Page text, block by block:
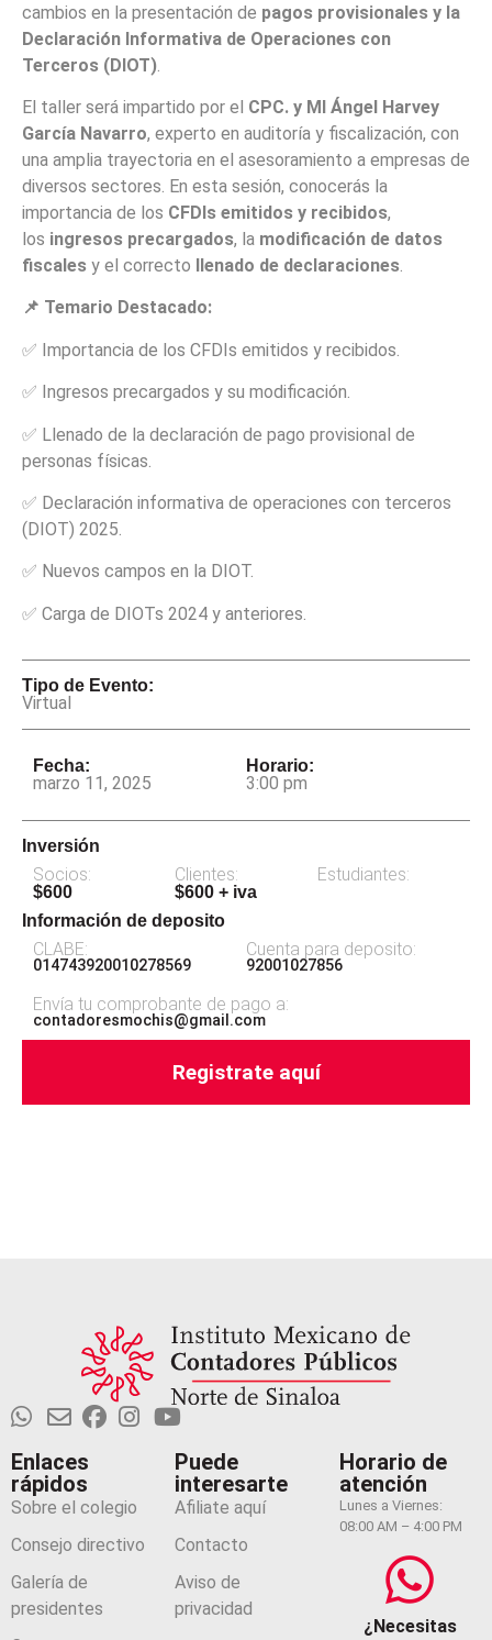
cambios en la presentación de pagos provisionales y la
Declaración Informativa de Operaciones con
Terceros (DIOT)
El taller será impartido por el CPC. y MI Ángel Harvey
García Navarro, experto en auditoría y fiscalización, con
una amplia trayectoria en el asesoramiento a empresas de
diversos sectores. En esta sesión, conocerás la
importancia de los CFDIs emitidos y recibidos,
los ingresos precargados, la modificación de datos
fiscales y el correcto llenado de declaraciones.
📌 Temario Destacado:
✅ Importancia de los CFDIs emitidos y recibidos.
✅ Ingresos precargados y su modificación.
✅ Llenado de la declaración de pago provisional de
personas físicas.
✅ Declaración informativa de operaciones con terceros
(DIOT) 2025.
✅ Nuevos campos en la DIOT.
✅ Carga de DIOTs 2024 y anteriores.
Tipo de Evento:
Virtual
Fecha:
marzo 11, 2025
Horario:
3:00 pm
Inversión
Socios:
$600
Clientes:
$600 + iva
Estudiantes:
Información de deposito
CLABE:
014743920010278569
Cuenta para deposito:
92001027856
Envía tu comprobante de pago a:
contadoresmochis@gmail.com
Registrate aquí
Enlaces
rápidos
Sobre el colegio
Consejo directivo
Galería de
presidentes
Puede
interesarte
Afiliate aquí
Contacto
Aviso de
privacidad
Horario de
atención
Lunes a Viernes:
08:00 AM – 4:00 PM
¿Necesitas